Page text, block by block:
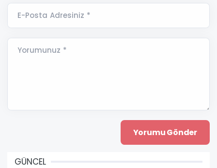
E-Posta Adresiniz *
Yorumunuz *
GÜNCEL